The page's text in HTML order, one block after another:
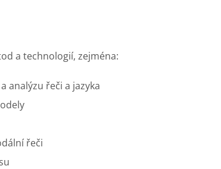
a technologií, zejména:
analýzu řeči a jazyka
řeči